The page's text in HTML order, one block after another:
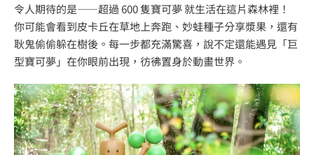
令人期待的是——超過 600 隻寶可夢 就生活在這片森林裡！
你可能會看到皮卡丘在草地上奔跑、妙蛙種子分享漿果，還有
耿鬼偷偷躲在樹後。每一步都充滿驚喜，說不定還能遇見「巨
型寶可夢」在你眼前出現，彷彿置身於動畫世界。